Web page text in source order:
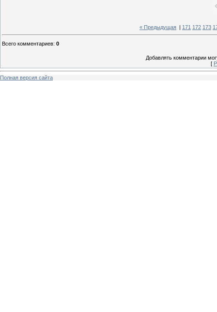
« Предыдущая 171 172 173
Всего комментариев: 0
Добавлять комментарии
[
Полная версия сайта